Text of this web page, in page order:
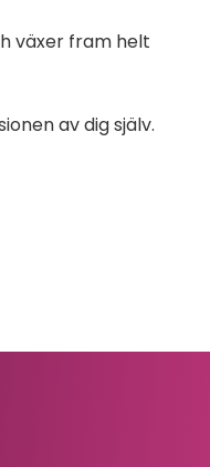
växer fram helt
av dig själv.